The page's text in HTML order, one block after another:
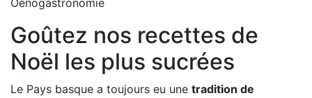
Oenogastronomie
Goûtez nos recettes de
Noël les plus sucrées
Le Pays basque a toujours eu une tradition de